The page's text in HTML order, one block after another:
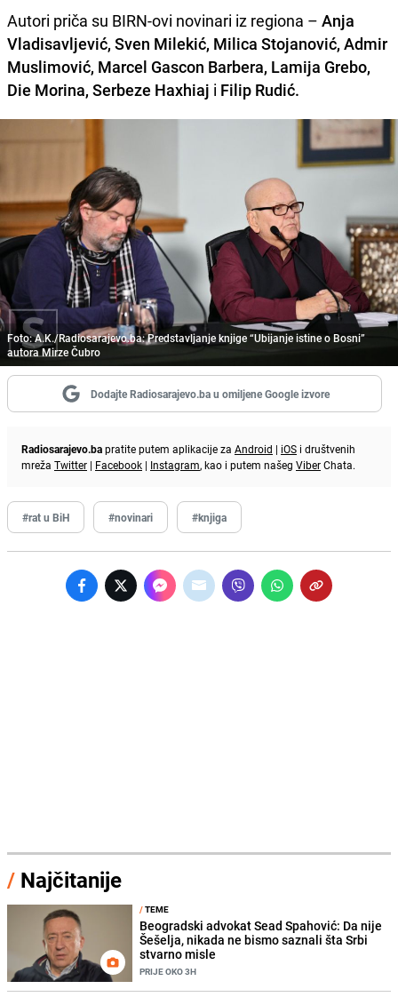
Autori priča su BIRN-ovi novinari iz regiona – Anja
Vladisavljević, Sven Milekić, Milica Stojanović, Admir
Muslimović, Marcel Gascon Barbera, Lamija Grebo,
Die Morina, Serbeze Haxhiaj i Filip Rudić.
Foto: A.K./Radiosarajevo.ba: Predstavljanje knjige “Ubijanje istine o Bosni”
autora Mirze Čubro
Dodajte Radiosarajevo.ba u omiljene Google izvore
Radiosarajevo.bapratite putem aplikacije za Android | iOS i društvenih
mreža Twitter | Facebook | Instagram, kao i putem našeg ViberChata.
#rat u BiH #novinari #knjiga
/ Najčitanije
/TEME
Beogradski advokat Sead Spahović: Da nije
Šešelja, nikada ne bismo saznali šta Srbi
stvarno misle
PRIJE OKO 3H